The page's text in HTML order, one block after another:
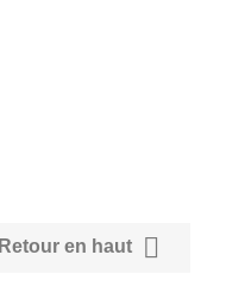
Retour en haut 